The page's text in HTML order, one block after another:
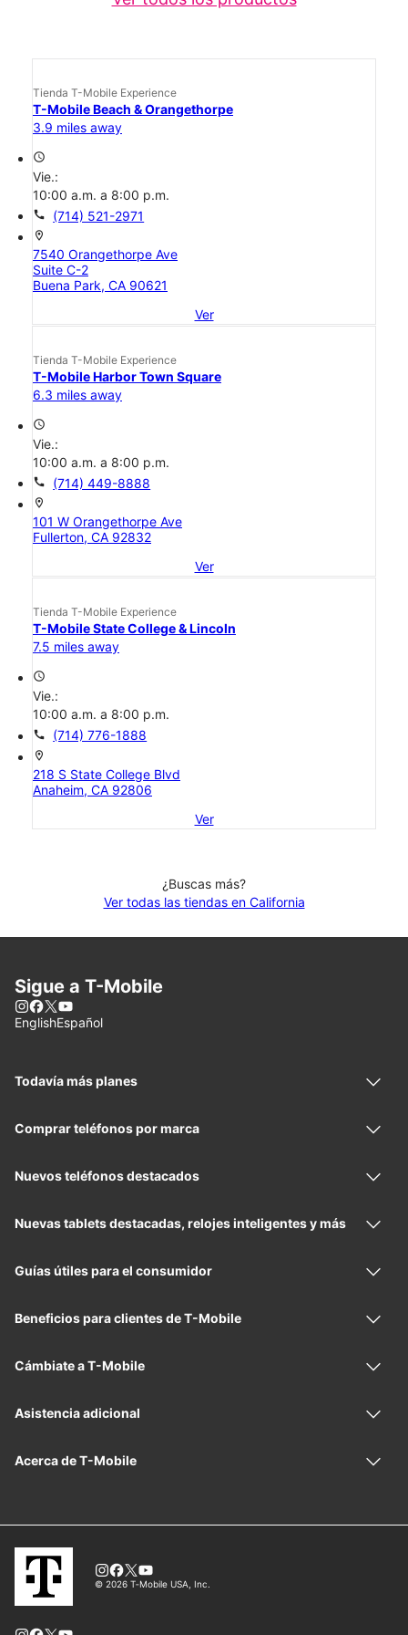
Tienda T-Mobile Experience
T-Mobile Beach & Orangethorpe
3.9 miles away
access_time
Vie.:
10:00 a.m. a 8:00 p.m.
call (714) 521-2971
location_on
7540 Orangethorpe Ave
Suite C-2
Buena Park, CA 90621
Ver
Tienda T-Mobile Experience
T-Mobile Harbor Town Square
6.3 miles away
access_time
Vie.:
10:00 a.m. a 8:00 p.m.
call (714) 449-8888
location_on
101 W Orangethorpe Ave
Fullerton, CA 92832
Ver
Tienda T-Mobile Experience
T-Mobile State College & Lincoln
7.5 miles away
access_time
Vie.:
10:00 a.m. a 8:00 p.m.
call (714) 776-1888
location_on
218 S State College Blvd
Anaheim, CA 92806
Ver
¿Buscas más?
Ver todas las tiendas en California